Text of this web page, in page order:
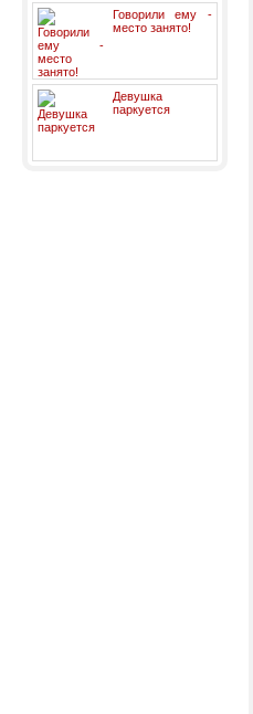
Говорили ему -
место занято!
Девушка
паркуется